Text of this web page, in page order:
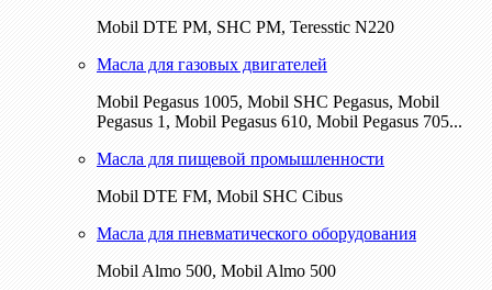
Mobil DTE РМ, SHC PM, Teresstic N220
Масла для газовых двигателей
Mobil Pegasus 1005, Mobil SHC Pegasus, Mobil
Pegasus 1, Mobil Pegasus 610, Mobil Pegasus 705...
Масла для пищевой промышленности
Mobil DTE FM, Mobil SHC Cibus
Масла для пневматического оборудования
Mobil Almo 500, Mobil Almo 500